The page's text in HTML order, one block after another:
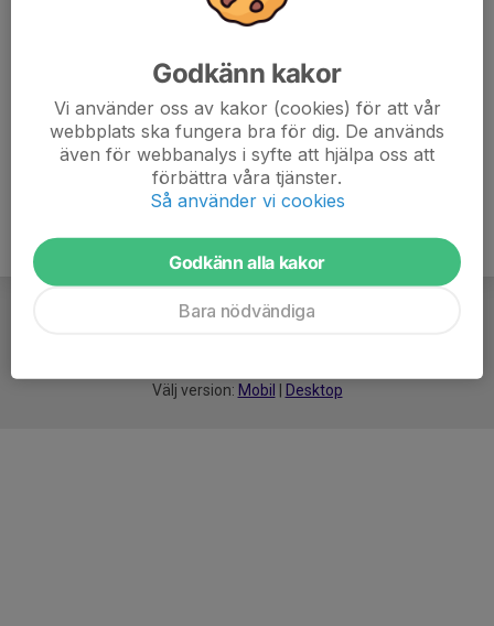
Välj version: Mobil Desktop
Godkänn kakor
Vi använder oss av kakor (cookies) för att vår
webbplats ska fungera bra för dig. De används
även för webbanalys i syfte att hjälpa oss att
förbättra våra tjänster.
Så använder vi cookies
Godkänn alla kakor
Bara nödvändiga